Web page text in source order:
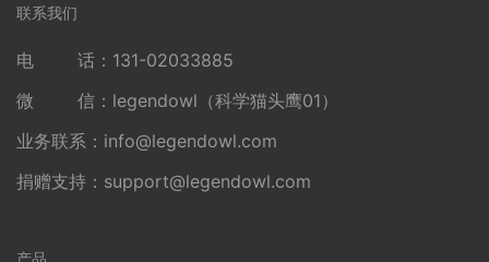
联系我们
电 话：131-02033885
微 信：legendowl（科学猫头鹰01）
业务联系： info@legendowl.com
捐赠支持： support@legendowl.com